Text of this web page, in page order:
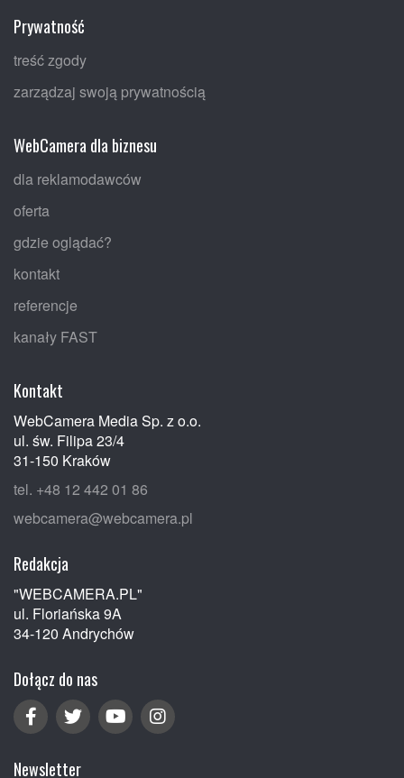
Prywatność
treść zgody
zarządzaj swoją prywatnością
WebCamera dla biznesu
dla reklamodawców
oferta
gdzie oglądać?
kontakt
referencje
kanały FAST
Kontakt
WebCamera Media Sp. z o.o.
ul. św. Filipa 23/4
31-150 Kraków
tel. +48 12 442 01 86
webcamera@webcamera.pl
Redakcja
"WEBCAMERA.PL"
ul. Floriańska 9A
34-120 Andrychów
Dołącz do nas
Newsletter